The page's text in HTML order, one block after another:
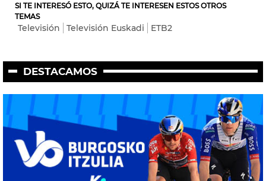
SI TE INTERESÓ ESTO, QUIZÁ TE INTERESEN ESTOS OTROS
TEMAS
Televisión Televisión Euskadi ETB2
DESTACAMOS